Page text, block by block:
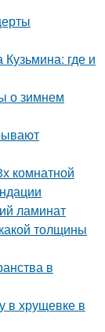
где и
о зимнем
комнатной
ламинат
толщины
в
в хрущевке в